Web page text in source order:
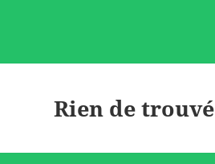
Rien de trouvé